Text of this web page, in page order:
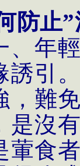
防止
、年
誘引
，難
是沒
葷食